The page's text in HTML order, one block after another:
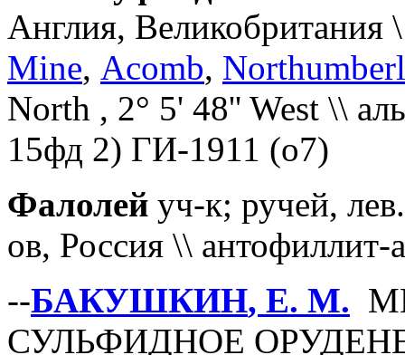
Англия, Великобритания
Mine, Acomb,
North , 2° 5' 48'' West \\
15фд 2) ГИ-1911 (о7)
Фалолей уч-к; ручей,
ов, Россия \\
--БАКУШКИН, Е. М.
СУЛЬФИДНОЕ